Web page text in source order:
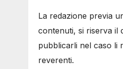
La redazione previa
contenuti, si riserva il
pubblicarli nel caso li
reverenti.